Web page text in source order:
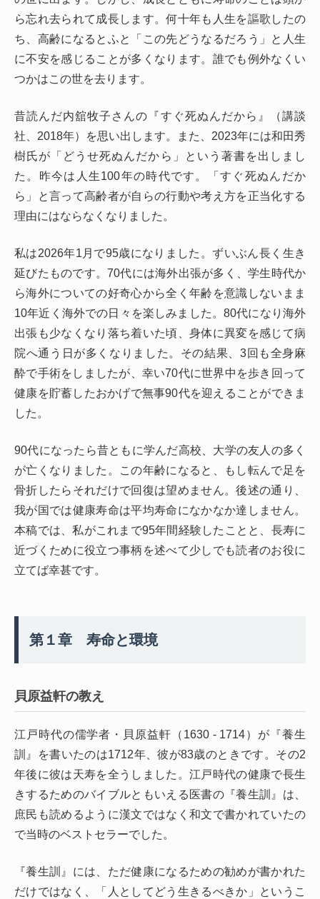
ら忘れ去られて成長します。何十年も人生を謳歌したの
ち、高齢になるとふと「この先どうなるだろう」と人生
に不安を感じることが多くなります。誰でも例外なくい
つかはこの世を去ります。
昔読んだ内舘牧子さんの『すぐ死ぬんだから』（講談
社、2018年）を思い出します。また、2023年には和田秀
樹氏が「どうせ死ぬんだから」という著書を出しまし
た。昨今は人生100年の時代です。「すぐ死ぬんだか
ら」と言って高齢者が自らの行動や考え方を正当化する
理由にはならなくなりました。
私は2026年1月で95歳になりました。ずいぶん長く生き
延びたものです。70代には海外出張が多く、学生時代か
ら海外についての好奇心から全く年齢を意識しないまま
10年近く海外での日々を楽しみました。80代になり海外
出張も少なくなり落ち着いた頃、身体に異変を感じて病
院へ通う日が多くなりました。その結果、3回も全身麻
酔で手術をしましたが、幸い70代に世界中を歩き回って
健康を貯蓄したおかげで無事90代を迎えることができま
した。
90代になったら昔ともに学んだ高校、大学の友人の多く
が亡くなりました。この年齢になると、もし転んで足を
骨折したらそれだけで回復は望めません。後述の通り、
我が国では健康寿命は平均寿命になかなか達しません。
本稿では、私がこれまで95年間経験したことと、長寿に
近づくために役立つ事柄を述べて少しでも読者のお役に
立てば幸甚です。
第１章 寿命と環境
貝原益軒の教え
江戸時代の儒学者・貝原益軒（1630 - 1714）が『養生
訓』を書いたのは1712年、彼が83歳のときです。その2
年後に彼は天寿を全うしました。江戸時代の健康で長生
きするためのバイブルともいえる医書の『養生訓』は、
庶民も読めるように漢文ではなく和文で書かれていたの
で当時のベストセラーでした。
『養生訓』には、ただ健康になるための勧めが書かれた
だけではなく、「人としてどう生きるべきか」というこ